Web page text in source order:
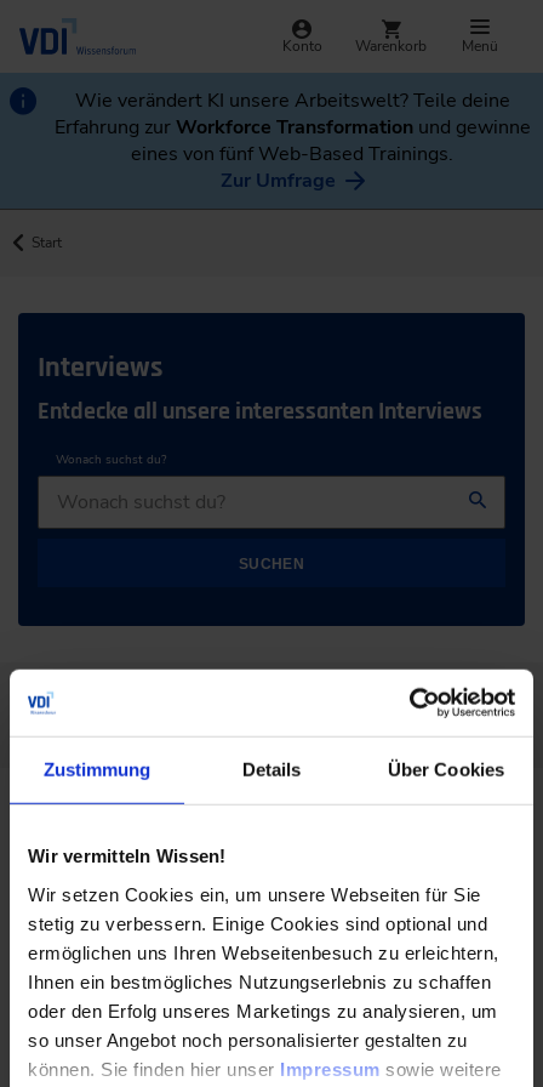
Zustimmung Details Über Cookies
Wir vermitteln Wissen!
Wir setzen Cookies ein, um unsere Webseiten für Sie
stetig zu verbessern. Einige Cookies sind optional und
ermöglichen uns Ihren Webseitenbesuch zu erleichtern,
Ihnen ein bestmögliches Nutzungserlebnis zu schaffen
oder den Erfolg unseres Marketings zu analysieren, um
so unser Angebot noch personalisierter gestalten zu
können. Sie finden hier unser Impressum sowie weitere
Konto Warenkorb Menü
Wie verändert KI unsere Arbeitswelt? Teile deine
Erfahrung zurWorkforce Transformation und gewinne
eines von fünf Web-Based Trainings.
Zur Umfrage
Start
Interviews
Entdecke all unsere interessanten Interviews
Wonach suchst du?
SUCHEN
Filtern nach:
Vom Hype zur Realität am Shopfloor: Neue
von Roboterapplikationen
13.04.2026
Wie verändert KI die Robotik? Dr.-Ing. Werner
Kraus erklärt, warum nicht nur Technologien,